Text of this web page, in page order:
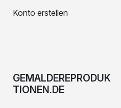
Konto erstellen
GEMALDEREPRODUK
TIONEN.DE